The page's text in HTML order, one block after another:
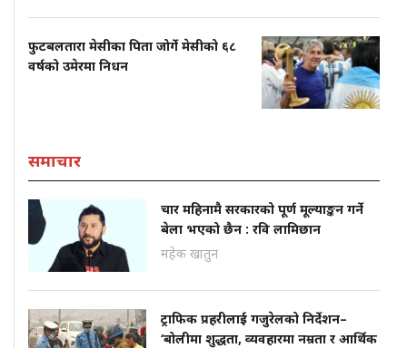
फुटबलतारा मेसीका पिता जोर्गे मेसीको ६८
वर्षको उमेरमा निधन
समाचार
चार महिनामै सरकारको पूर्ण मूल्याङ्कन गर्ने
बेला भएको छैन : रवि लामिछान
महेक खातुन
ट्राफिक प्रहरीलाई गजुरेलको निर्देशन–
‘बोलीमा शुद्धता, व्यवहारमा नम्रता र आर्थिक